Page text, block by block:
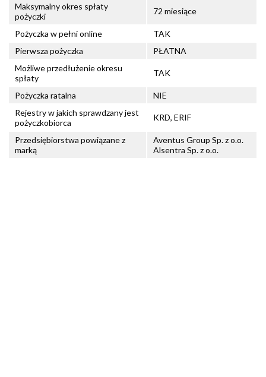
Maksymalny okres spłaty
pożyczki
72 miesiące
Pożyczka w pełni online
TAK
Pierwsza pożyczka
PŁATNA
Możliwe przedłużenie okresu
spłaty
TAK
Pożyczka ratalna
NIE
Rejestry w jakich sprawdzany jest
pożyczkobiorca
KRD, ERIF
Przedsiębiorstwa powiązane z
marką
Aventus Group Sp. z o.o.
Alsentra Sp. z o.o.